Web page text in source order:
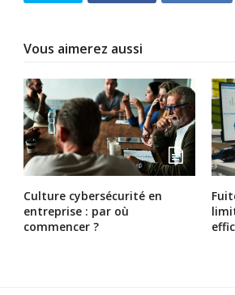
Vous aimerez aussi
Culture cybersécurité en
entreprise : par où
commencer ?